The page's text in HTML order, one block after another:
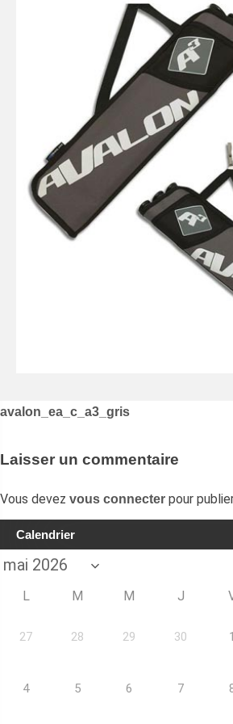
Navigation
l’article
avalon_ea_c_a3_gris
Laisser un commentaire
Vous devez vous connecter pour
Calendrier
L M M J
27 28 29 30 1
4 5 6 7